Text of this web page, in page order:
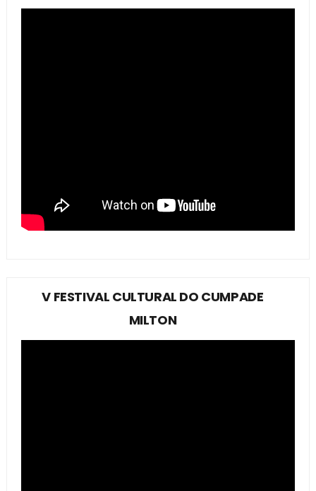
V FESTIVAL CULTURAL DO CUMPADE
MILTON